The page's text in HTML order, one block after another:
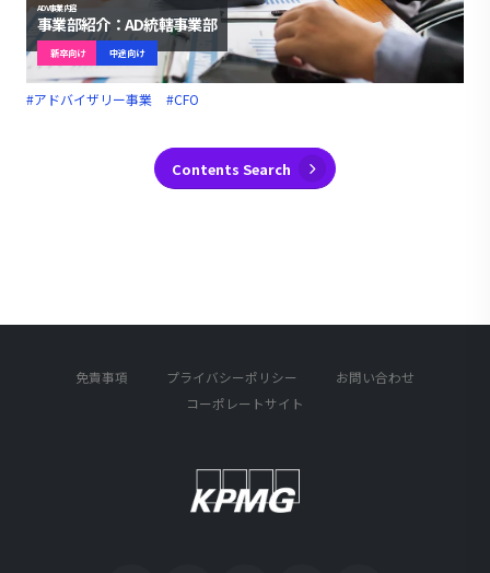
ADV事業内容
事業部紹介：AD統轄事業部
新卒向け 中途向け
#アドバイザリー事業 #CFO
Contents Search
免責事項 プライバシーポリシー
お問い合わせ
コーポレートサイト